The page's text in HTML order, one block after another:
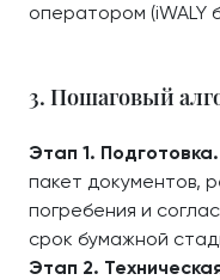
оператором (iWALY
3. Пошаговый
Этап 1. Подготовка.
пакет документов,
погребения и
срок бумажной
Этап 2.